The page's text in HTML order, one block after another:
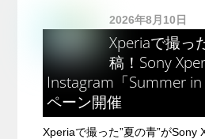
2026年8月10日
Xperiaで撮っ
稿！Sony
Instagram「Summer
ペーン開催
Xperiaで撮った”夏の青”がSony